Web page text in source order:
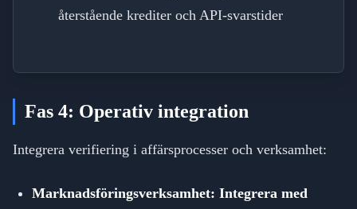
återstående krediter och API-svarstider
Fas 4: Operativ integration
Integrera verifiering i affärsprocesser och verksamhet:
Marknadsföringsverksamhet: Integrera med